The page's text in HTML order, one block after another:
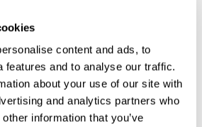
content and ads, to
features and to analyse our traffic.
about your use of our site with
and analytics partners who
information that you’ve